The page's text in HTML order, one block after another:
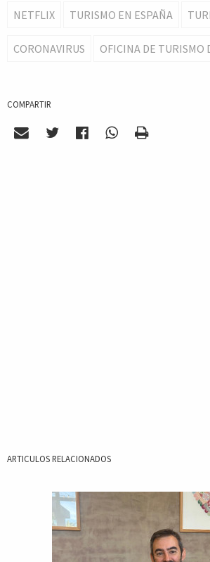
NETFLIX TURISMO EN ESPAÑA
CORONAVIRUS OFICINA DE TURISMO
COMPARTIR
ARTICULOS RELACIONADOS